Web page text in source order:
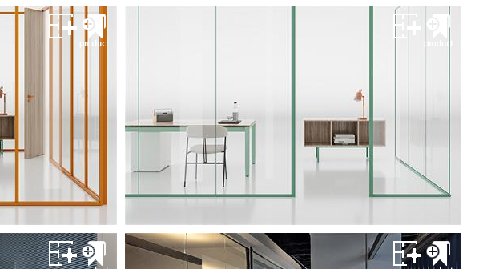
پارتیشن اداری پدزا
سیستم های پارتیشن اداری